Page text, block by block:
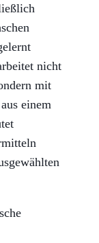
nicht
mit
einem